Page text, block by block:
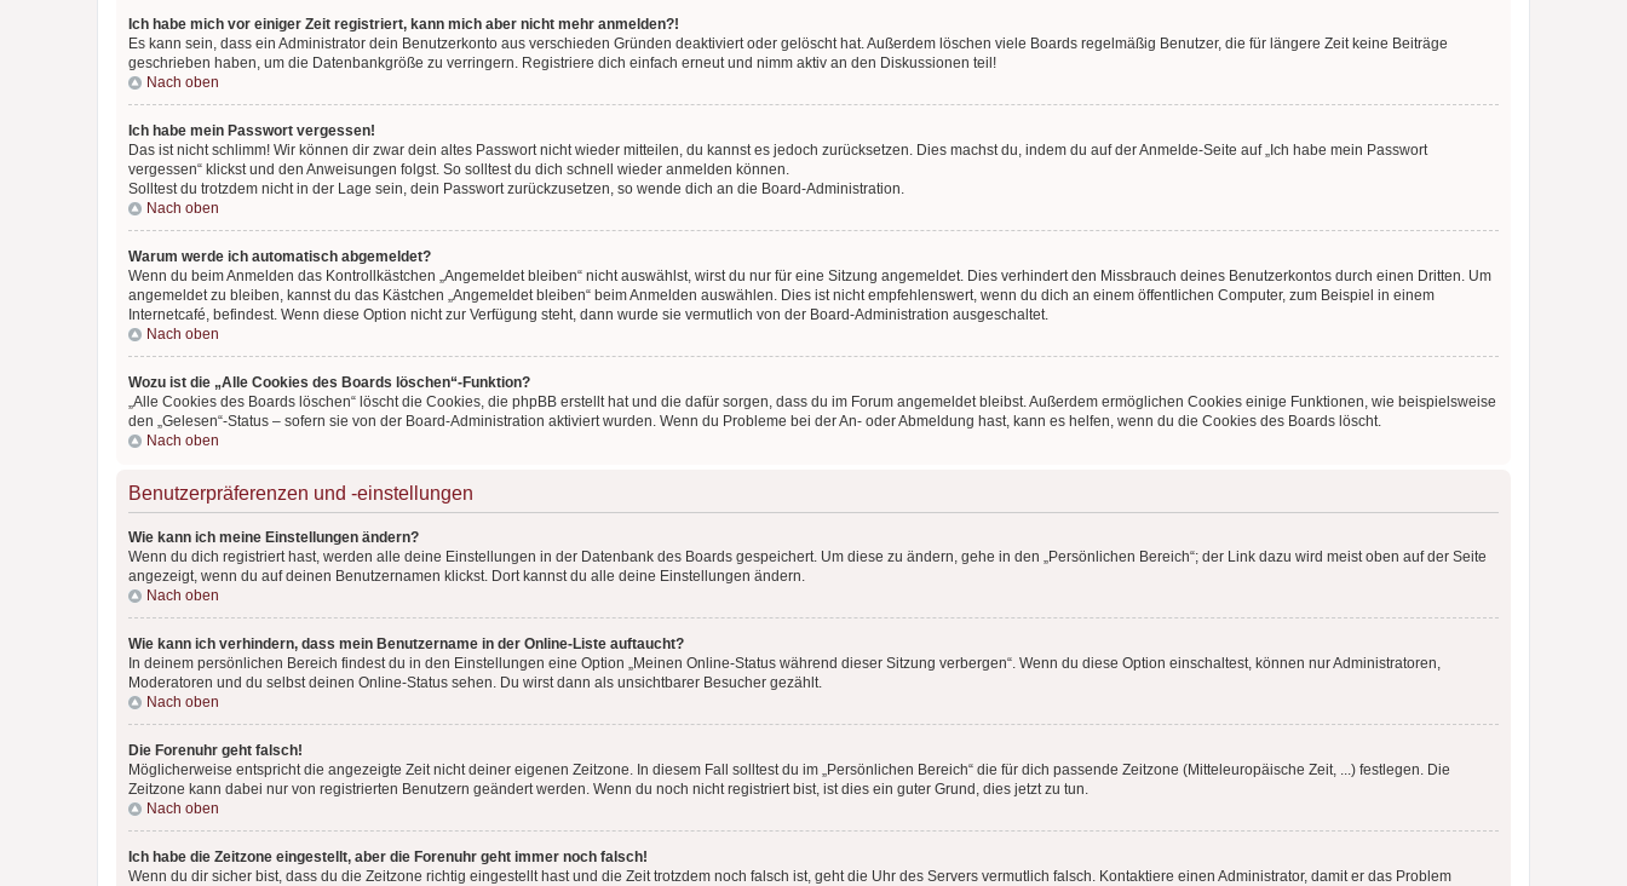
Ich habe mich vor einiger Zeit registriert, kann mich aber nicht mehr anmelden?!
Es kann sein, dass ein Administrator dein Benutzerkonto aus verschieden Gründen deaktiviert oder gelöscht hat. Außerdem löschen viele Boards regelmäßig Benutzer, die für längere Zeit keine Beiträge
geschrieben haben, um die Datenbankgröße zu verringern. Registriere dich einfach erneut und nimm aktiv an den Diskussionen teil!
Nach oben
Ich habe mein Passwort vergessen!
Das ist nicht schlimm! Wir können dir zwar dein altes Passwort nicht wieder mitteilen, du kannst es jedoch zurücksetzen. Dies machst du, indem du auf der Anmelde-Seite auf „Ich habe mein Passwort
vergessen“ klickst und den Anweisungen folgst. So solltest du dich schnell wieder anmelden können.
Solltest du trotzdem nicht in der Lage sein, dein Passwort zurückzusetzen, so wende dich an die Board-Administration.
Nach oben
Warum werde ich automatisch abgemeldet?
Wenn du beim Anmelden das Kontrollkästchen „Angemeldet bleiben“ nicht auswählst, wirst du nur für eine Sitzung angemeldet. Dies verhindert den Missbrauch deines Benutzerkontos durch einen Dritten. Um
angemeldet zu bleiben, kannst du das Kästchen „Angemeldet bleiben“ beim Anmelden auswählen. Dies ist nicht empfehlenswert, wenn du dich an einem öffentlichen Computer, zum Beispiel in einem
Internetcafé, befindest. Wenn diese Option nicht zur Verfügung steht, dann wurde sie vermutlich von der Board-Administration ausgeschaltet.
Nach oben
Wozu ist die „Alle Cookies des Boards löschen“-Funktion?
„Alle Cookies des Boards löschen“ löscht die Cookies, die phpBB erstellt hat und die dafür sorgen, dass du im Forum angemeldet bleibst. Außerdem ermöglichen Cookies einige Funktionen, wie beispielsweise
den „Gelesen“-Status – sofern sie von der Board-Administration aktiviert wurden. Wenn du Probleme bei der An- oder Abmeldung hast, kann es helfen, wenn du die Cookies des Boards löscht.
Nach oben
Benutzerpräferenzen und -einstellungen
Wie kann ich meine Einstellungen ändern?
Wenn du dich registriert hast, werden alle deine Einstellungen in der Datenbank des Boards gespeichert. Um diese zu ändern, gehe in den „Persönlichen Bereich“; der Link dazu wird meist oben auf der Seite
angezeigt, wenn du auf deinen Benutzernamen klickst. Dort kannst du alle deine Einstellungen ändern.
Nach oben
Wie kann ich verhindern, dass mein Benutzername in der Online-Liste auftaucht?
In deinem persönlichen Bereich findest du in den Einstellungen eine Option „Meinen Online-Status während dieser Sitzung verbergen“. Wenn du diese Option einschaltest, können nur Administratoren,
Moderatoren und du selbst deinen Online-Status sehen. Du wirst dann als unsichtbarer Besucher gezählt.
Nach oben
Die Forenuhr geht falsch!
Möglicherweise entspricht die angezeigte Zeit nicht deiner eigenen Zeitzone. In diesem Fall solltest du im „Persönlichen Bereich“ die für dich passende Zeitzone (Mitteleuropäische Zeit, ...) festlegen. Die
Zeitzone kann dabei nur von registrierten Benutzern geändert werden. Wenn du noch nicht registriert bist, ist dies ein guter Grund, dies jetzt zu tun.
Nach oben
Ich habe die Zeitzone eingestellt, aber die Forenuhr geht immer noch falsch!
Wenn du dir sicher bist, dass du die Zeitzone richtig eingestellt hast und die Zeit trotzdem noch falsch ist, geht die Uhr des Servers vermutlich falsch. Kontaktiere einen Administrator, damit er das Problem